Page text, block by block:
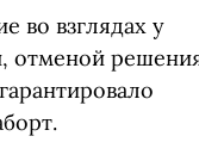
во взглядах у
отменой